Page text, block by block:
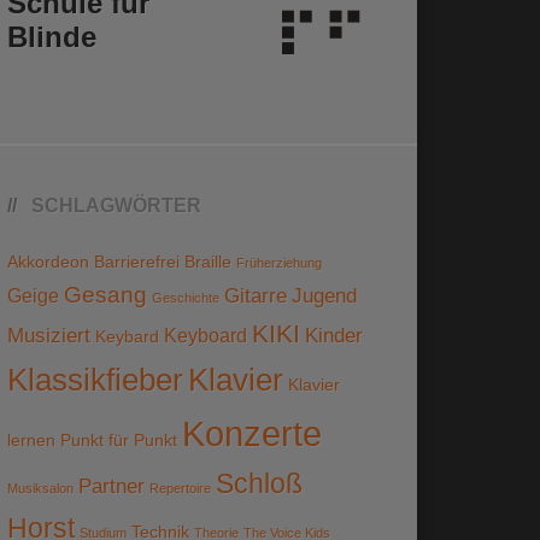
Blinde
SCHLAGWÖRTER
Akkordeon Barrierefrei Braille Früherziehung
Geige Gesang Geschichte Gitarre Jugend
Musiziert Keybard Keyboard KIKI Kinder
Klassikfieber Klavier Klavier
lernen Punkt für Punkt Konzerte
Musiksalon Partner Repertoire Schloß
Horst Studium Technik Theorie The Voice Kids